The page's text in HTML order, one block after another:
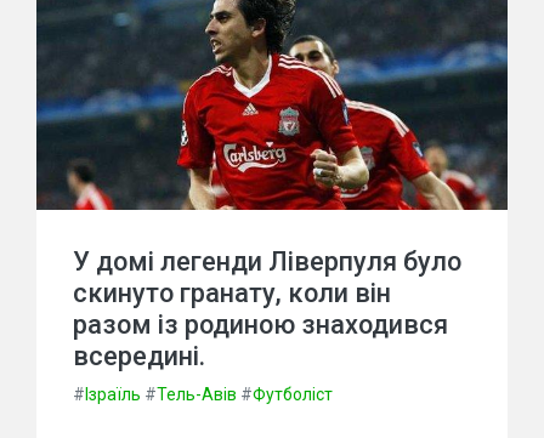
У домі легенди Ліверпуля було
скинуто гранату, коли він
разом із родиною знаходився
всередині.
# Ізраїль #Тель-Авів #Футболіст